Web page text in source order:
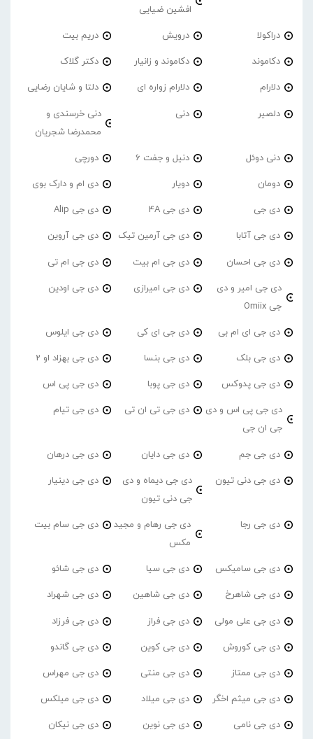
افشین ضیایی
دراکولا درویش دریم بیت
دکاموند دکاموند و زانیار دکتر گلاک
دلارام دلارام زواره ای دلتا و شایان رضایی
دلصیر دنی
دنی خرسندی و
محمدرضا شجریان
دنی دوئل دنیل و جفت 6 دورچی
دومان دویار دی ام و دارک بوی
دی جی دی جی 4A دی جی Alip
دی جی آتابا دی جی آرمین تیک دی جی آروین
دی جی احسان دی جی ام بیت دی جی ام تی
دی جی امیر و دی
جی Omiix
دی جی امیرازی دی جی اودین
دی جی ای ام بی دی جی ای کی دی جی ایلوس
دی جی بلک دی جی بنسا دی جی بهزاد او 2
دی جی پدوکس دی جی پوبا دی جی پی اس
دی جی پی اس و دی
جی ان جی
دی جی تی ان تی دی جی تیام
دی جی جم دی جی دایان دی جی درهان
دی جی دنی تیون
دی جی دیماه و دی
جی دنی تیون
دی جی دینیار
دی جی رجا
دی جی رهام و مجید
مکس
دی جی سام بیت
دی جی سامیکس دی جی سیا دی جی شائو
دی جی شاهرخ دی جی شاهین دی جی شهراد
دی جی علی مولی دی جی فراز دی جی فرزاد
دی جی کوروش دی جی کوین دی جی گاندو
دی جی ممتاز دی جی منتی دی جی مهراس
دی جی میثم اخگر دی جی میلاد دی جی میلکس
دی جی نامی دی جی نوین دی جی نیکان